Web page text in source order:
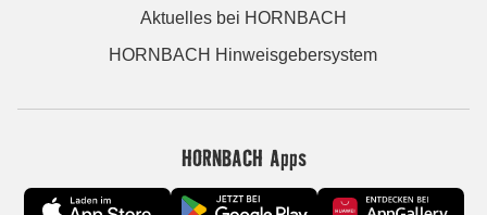
Aktuelles bei HORNBACH
HORNBACH Hinweisgebersystem
HORNBACH Apps